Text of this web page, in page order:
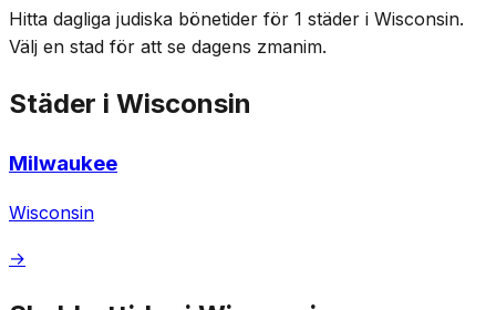
Hitta dagliga judiska bönetider för 1 städer i Wisconsin.
Välj en stad för att se dagens zmanim.
Städer i Wisconsin
Milwaukee
Wisconsin
→